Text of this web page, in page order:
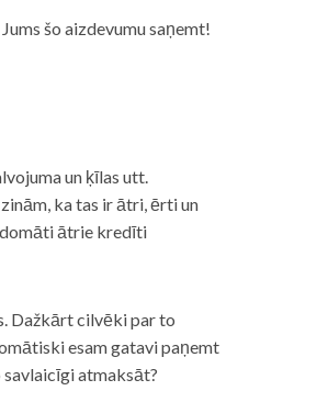
šo aizdevumu saņemt!
un ķīlas utt.
ka tas ir ātri, ērti un
domāti ātrie kredīti
Dažkārt cilvēki par to
esam gatavi paņemt
savlaicīgi atmaksāt?